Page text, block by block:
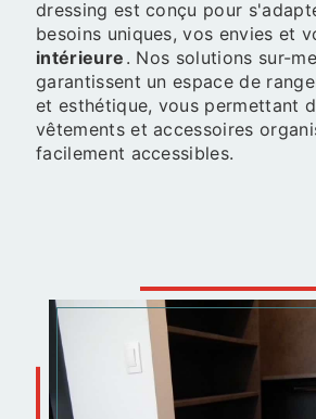
dressing est conçu pour
besoins uniques, vos envies et
intérieure . Nos solutions sur-
garantissent un espace de
et esthétique, vous permettant
vêtements et accessoires
facilement accessibles.